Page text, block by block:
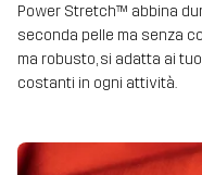
Power Stretch™ abbina
seconda pelle ma senza
ma robusto, si adatta ai
costanti in ogni attività.